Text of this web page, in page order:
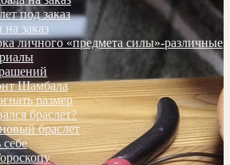
под заказ
на заказ
личного «предмета силы»-различные
Шамбала
размер
браслет?
браслет